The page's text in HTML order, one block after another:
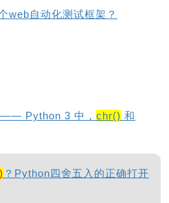
web自动化测试框架？
—— Python 3 中， chr() 和
？Python四舍五入的正确打开